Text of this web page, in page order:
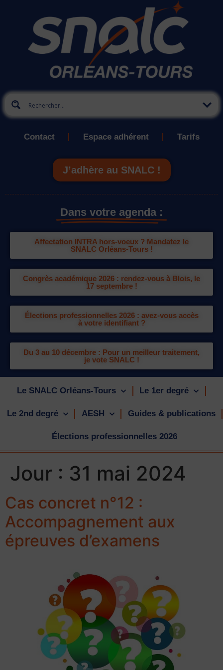
Contact Espace adhérent Tarifs
J’adhère au SNALC !
Dans votre agenda :
Affectation INTRA hors-voeux ? Mandatez le
SNALC Orléans-Tours !
Congrès académique 2026 : rendez-vous à Blois, le
17 septembre !
Élections professionnelles 2026 : avez-vous accès
à votre identifiant ?
Du 3 au 10 décembre : Pour un meilleur traitement,
je vote SNALC !
Le SNALC Orléans-Tours Le 1er degré
Le 2nd degré AESH Guides & publications
Élections professionnelles 2026
Jour : 31 mai 2024
Cas concret n°12 :
Accompagnement aux
épreuves d’examens